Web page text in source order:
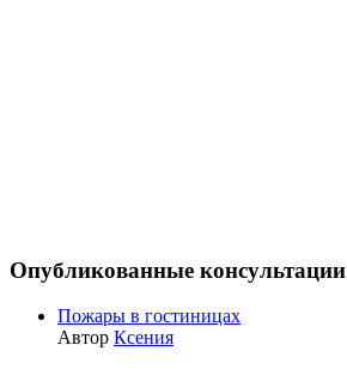
Опубликованные консультации
Пожары в гостиницах
Автор Ксения